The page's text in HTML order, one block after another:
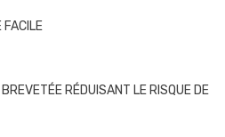
FACILE
RÉDUISANT LE RISQUE DE